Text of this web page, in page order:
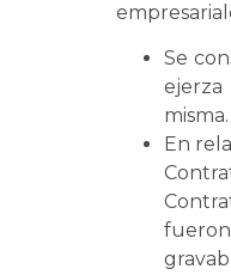
Se
ejerza
misma.
En